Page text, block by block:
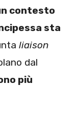
contesto
sta
liaison
dal
più